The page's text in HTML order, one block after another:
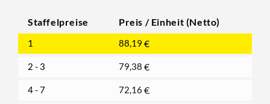
Staffelpreise Preis / Einheit (Netto)
1 88,19 €
2 - 3 79,38 €
4 - 7 72,16 €